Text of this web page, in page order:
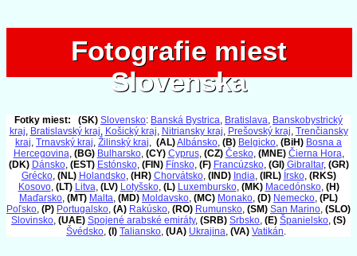
Fotografie miest
Slovenska
Fotografie miest
Slovenska
Fotky miest: (SK) Slovensko: Banská Bystrica, Bratislava, Banskobystrický
kraj, Bratislavský kraj, Košický kraj, Nitriansky kraj, Prešovský kraj, Trenčiansky
kraj, Trnavský kraj, Žilinský kraj, (AL)Albánsko, (B) Belgicko, (BiH) Bosna a
Hercegovina, (BG) Bulharsko, (CY) Cyprus, (CZ) Česko, (MNE) Čierna Hora,
(DK) Dánsko, (EST) Estónsko, (FIN) Fínsko, (F) Francúzsko, (GI) Gibraltar, (GR)
Grécko, (NL) Holandsko, (HR) Chorvátsko, (IND) India, (IRL) Írsko, (RKS)
Kosovo, (LT) Litva, (LV) Lotyšsko, (L) Luxembursko, (MK) Macedónsko, (H)
Maďarsko, (MT) Malta, (MD) Moldavsko, (MC) Monako, (D) Nemecko, (PL)
Poľsko, (P) Portugalsko, (A) Rakúsko, (RO) Rumunsko, (SM) San Marino, (SLO)
Slovinsko, (UAE) Spojené arabské emiráty, (SRB) Srbsko, (E) Španielsko, (S)
Švédsko, (I) Taliansko, (UA) Ukrajina, (VA) Vatikán.